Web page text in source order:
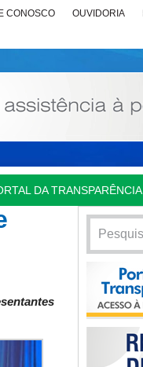
CONOSCO OUVIDORIA
DA TRANSPARÊNCIA